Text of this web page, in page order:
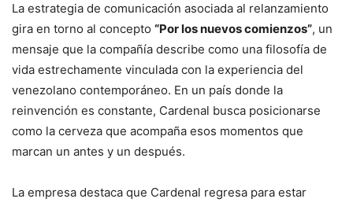
La estrategia de comunicación asociada al relanzamiento
gira en torno al concepto “Por los nuevos comienzos”, un
mensaje que la compañía describe como una filosofía de
vida estrechamente vinculada con la experiencia del
venezolano contemporáneo. En un país donde la
reinvención es constante, Cardenal busca posicionarse
como la cerveza que acompaña esos momentos que
marcan un antes y un después.
La empresa destaca que Cardenal regresa para estar